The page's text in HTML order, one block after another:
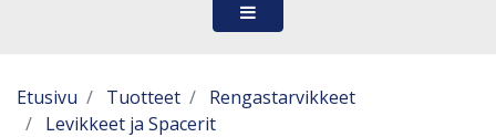
Etusivu Tuotteet
Rengastarvikkeet
Levikkeet ja Spacerit